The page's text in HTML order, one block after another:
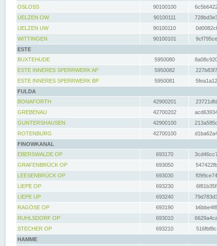
OSLOSS
90100100
UELZEN OW
90100111
UELZEN UW
90100110
WITTINGEN
90100101
ESTE
BUXTEHUDE
5950080
ESTE INNERES SPERRWERK AP
5950082
ESTE INNERES SPERRWERK BP
5950081
FULDA
BONAFORTH
42900201
GREBENAU
42700202
GUNTERSHAUSEN
42900100
ROTENBURG
42700100
FINOWKANAL
EBERSWALDE OP
693170
GRAFENBRÜCK OP
693050
LEESENBRÜCK OP
693030
LIEPE OP
693230
LIEPE UP
693240
RAGÖSE OP
693190
RUHLSDORF OP
693010
STECHER OP
693210
HAMME